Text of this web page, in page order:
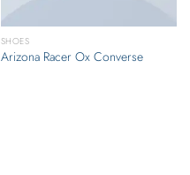
SHOES
Arizona Racer Ox Converse